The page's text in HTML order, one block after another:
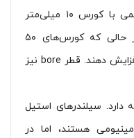
قلمی محسوب می‌شود. جک‌های قلمی با کورس ۱۰ میلی‌متر
معمولاً ارزان‌ترین گزینه هستند، در حالی که کورس‌های ۵۰
میلی‌متر و بالاتر می‌توانند هزینه را افزایش دهند. قطر bore نیز
دارد. سیلندرهای استیل
هستند، اما در